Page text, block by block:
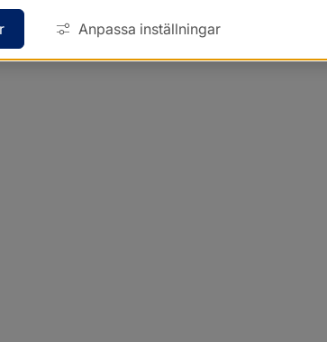
Anpassa inställningar